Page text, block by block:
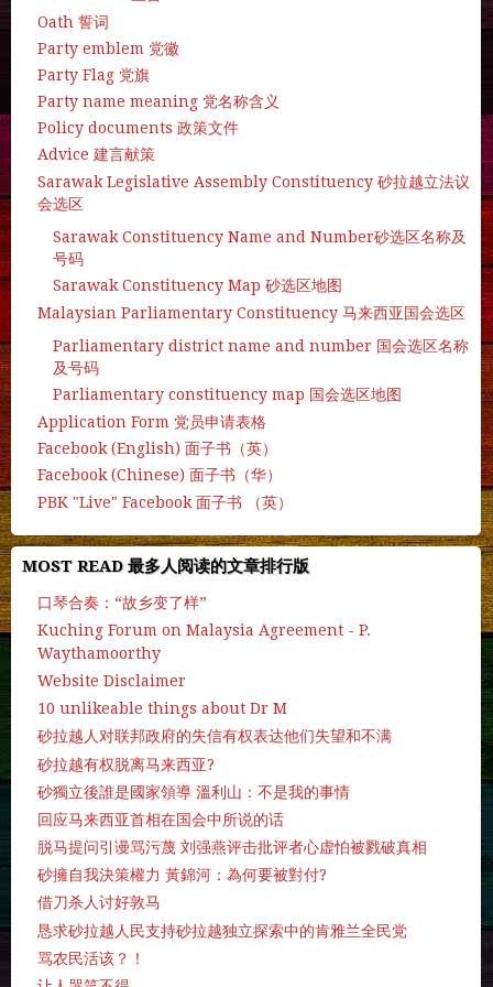
Oath 誓词
Party emblem 党徽
Party Flag 党旗
Party name meaning 党名称含义
Policy documents 政策文件
Advice 建言献策
Sarawak Legislative Assembly Constituency 砂拉越立法议
会选区
Sarawak Constituency Name and Number砂选区名称及
号码
Sarawak Constituency Map 砂选区地图
Malaysian Parliamentary Constituency 马来西亚国会选区
Parliamentary district name and number 国会选区名称
及号码
Parliamentary constituency map 国会选区地图
Application Form 党员申请表格
Facebook (English) 面子书（英）
Facebook (Chinese) 面子书（华）
PBK "Live" Facebook 面子书 （英）
MOST READ 最多人阅读的文章排行版
口琴合奏：“故乡变了样”
Kuching Forum on Malaysia Agreement - P.
Waythamoorthy
Website Disclaimer
10 unlikeable things about Dr M
砂拉越人对联邦政府的失信有权表达他们失望和不满
砂拉越有权脱离马来西亚?
砂獨立後誰是國家領導 溫利山：不是我的事情
回应马来西亚首相在国会中所说的话
脱马提问引谩骂污蔑 刘强燕评击批评者心虚怕被戮破真相
砂擁自我決策權力 黃錦河：為何要被對付?
借刀杀人讨好敦马
恳求砂拉越人民支持砂拉越独立探索中的肯雅兰全民党
骂农民活该？！